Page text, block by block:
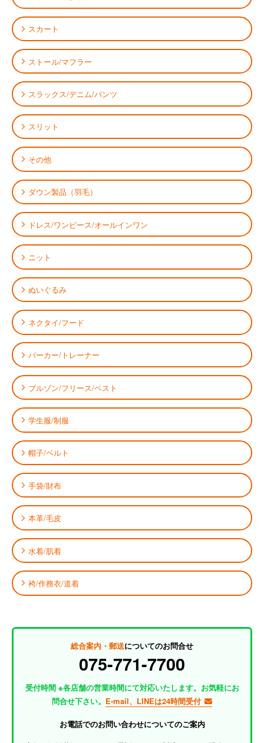
スカート
ストール/マフラー
スラックス/デニム/パンツ
スリット
その他
ダウン製品（羽毛）
ドレス/ワンピース/オールインワン
ニット
ぬいぐるみ
ネクタイ/フード
パーカー/トレーナー
ブルゾン/フリース/ベスト
学生服/制服
帽子/ベルト
手袋/財布
本革/毛皮
水着/肌着
袴/作務衣/道着
総合案内・郵送についてのお問合せ
075-771-7700
受付時間 ※各店舗の営業時間にて対応いたします。お気軽にお
問合せ下さい。 E-mail、LINEは24時間受付
お電話でのお問い合わせについてのご案内